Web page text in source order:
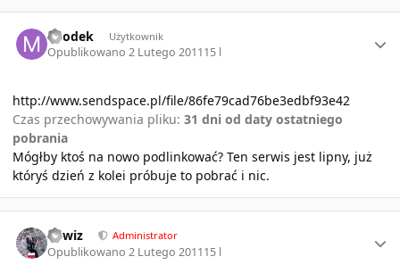
Miodek Użytkownik
Opublikowano2 Lutego 201115 l
http://www.sendspace.pl/file/86fe79cad76be3edbf93e42
Czas przechowywania pliku: 31 dni od daty ostatniego
pobrania
Mógłby ktoś na nowo podlinkować? Ten serwis jest lipny, już
któryś dzień z kolei próbuje to pobrać i nic.
sirwiz Administrator
Opublikowano2 Lutego 201115 l